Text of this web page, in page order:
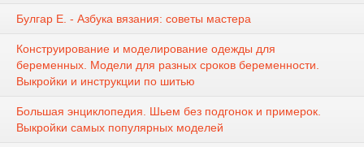
Булгар Е. - Азбука вязания: советы мастера
Конструирование и моделирование одежды для
беременных. Модели для разных сроков беременности.
Выкройки и инструкции по шитью
Большая энциклопедия. Шьем без подгонок и примерок.
Выкройки самых популярных моделей